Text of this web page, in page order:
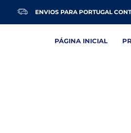
ENVIOS PARA PORTUGAL
PÁGINA INICIAL